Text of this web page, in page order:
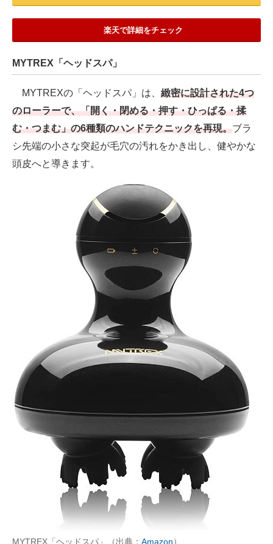
楽天で詳細をチェック
MYTREX「ヘッドスパ」
MYTREXの「ヘッドスパ」は、 緻密に設計された4つ
のローラーで、「開く・閉める・押す・ひっぱる・揉
む・つまむ」の6種類のハンドテクニックを再現。ブラ
シ先端の小さな突起が毛穴の汚れをかき出し、健やかな
頭皮へと導きます。
MYTREX「ヘッドスパ」（出典： Amazon）